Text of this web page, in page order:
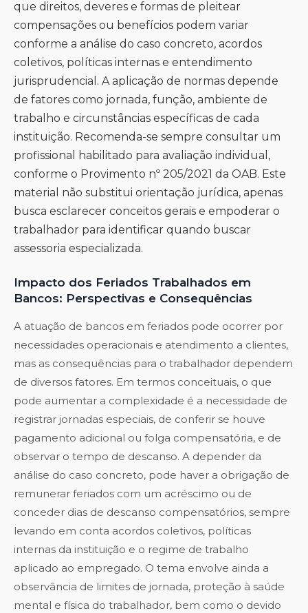
que direitos, deveres e formas de pleitear
compensações ou benefícios podem variar
conforme a análise do caso concreto, acordos
coletivos, políticas internas e entendimento
jurisprudencial. A aplicação de normas depende
de fatores como jornada, função, ambiente de
trabalho e circunstâncias específicas de cada
instituição. Recomenda-se sempre consultar um
profissional habilitado para avaliação individual,
conforme o Provimento nº 205/2021 da OAB. Este
material não substitui orientação jurídica, apenas
busca esclarecer conceitos gerais e empoderar o
trabalhador para identificar quando buscar
assessoria especializada.
Impacto dos Feriados Trabalhados em
Bancos: Perspectivas e Consequências
A atuação de bancos em feriados pode ocorrer por
necessidades operacionais e atendimento a clientes,
mas as consequências para o trabalhador dependem
de diversos fatores. Em termos conceituais, o que
pode aumentar a complexidade é a necessidade de
registrar jornadas especiais, de conferir se houve
pagamento adicional ou folga compensatória, e de
observar o tempo de descanso. A depender da
análise do caso concreto, pode haver a obrigação de
remunerar feriados com um acréscimo ou de
conceder dias de descanso compensatórios, sempre
levando em conta acordos coletivos, políticas
internas da instituição e o regime de trabalho
aplicado ao empregado. O tema envolve ainda a
observância de limites de jornada, proteção à saúde
mental e física do trabalhador, bem como o devido